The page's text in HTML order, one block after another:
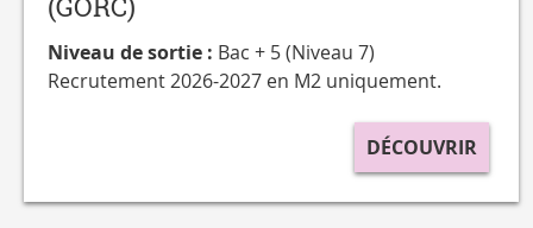
Niveau de sortie : Bac + 5 (Niveau 7)
Recrutement 2026-2027 en M2 uniquement.
DÉCOUVRIR